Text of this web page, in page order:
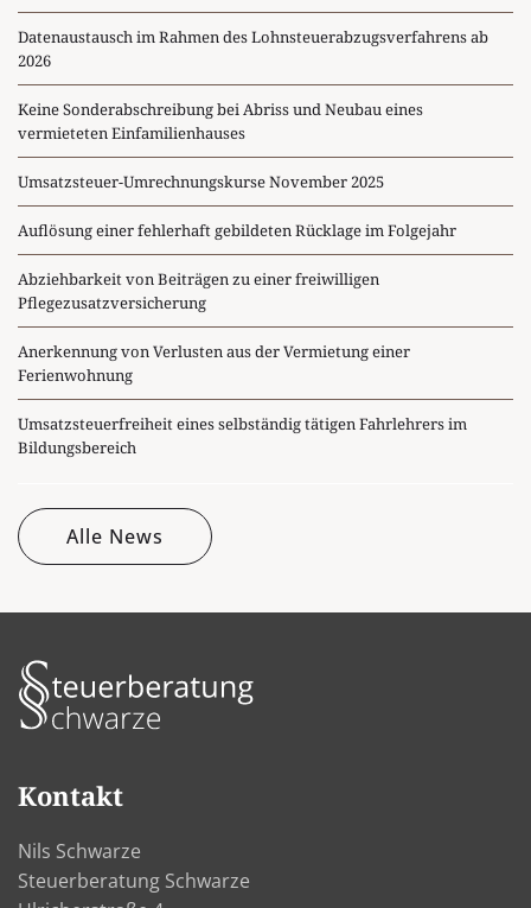
Datenaustausch im Rahmen des Lohnsteuerabzugsverfahrens ab
2026
Keine Sonderabschreibung bei Abriss und Neubau eines
vermieteten Einfamilienhauses
Umsatzsteuer-Umrechnungskurse November 2025
Auflösung einer fehlerhaft gebildeten Rücklage im Folgejahr
Abziehbarkeit von Beiträgen zu einer freiwilligen
Pflegezusatzversicherung
Anerkennung von Verlusten aus der Vermietung einer
Ferienwohnung
Umsatzsteuerfreiheit eines selbständig tätigen Fahrlehrers im
Bildungsbereich
Alle News
Kontakt
Nils Schwarze
Steuerberatung Schwarze